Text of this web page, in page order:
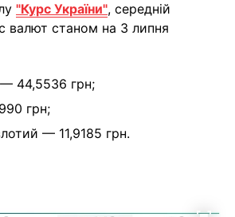
"Курс України", середній
валют станом на 3 липня
44,5536 грн;
грн;
— 11,9185 грн.